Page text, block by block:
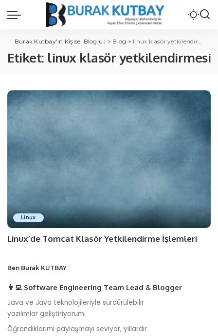
Burak Kutbay'ın Kişisel Blog'u | > Blog > linux klasör yetkilendirmesi
Etiket: linux klasör yetkilendirmesi
Linux
Linux’de Tomcat Klasör Yetkilendirme İşlemleri
Ben Burak KUTBAY
👨‍💻 Software Engineering Team Lead & Blogger
Java ve Java teknolojileriyle sürdürülebilir
yazılımlar geliştiriyorum.
Öğrendiklerimi paylaşmayı seviyor, yıllardır